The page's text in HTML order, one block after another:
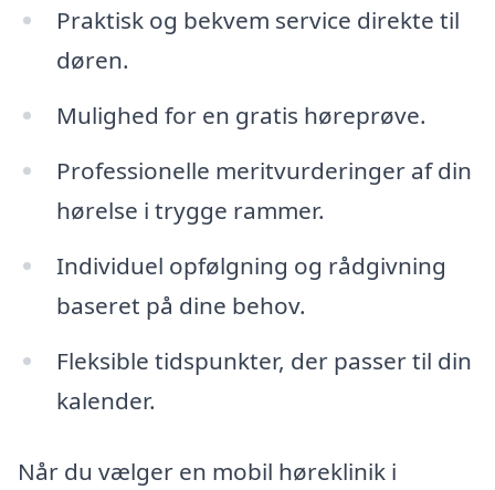
Praktisk og bekvem service direkte til
døren.
Mulighed for en gratis høreprøve.
Professionelle meritvurderinger af din
hørelse i trygge rammer.
Individuel opfølgning og rådgivning
baseret på dine behov.
Fleksible tidspunkter, der passer til din
kalender.
Når du vælger en mobil høreklinik i